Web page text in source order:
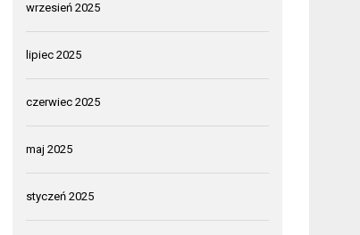
wrzesień 2025
lipiec 2025
czerwiec 2025
maj 2025
styczeń 2025